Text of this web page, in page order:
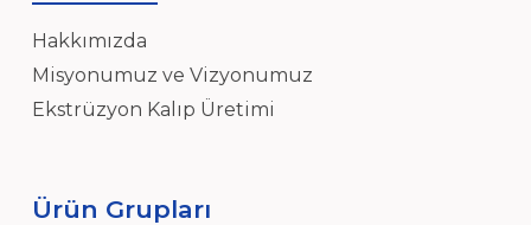
Hakkımızda
Misyonumuz ve Vizyonumuz
Ekstrüzyon Kalıp Üretimi
Ürün Grupları